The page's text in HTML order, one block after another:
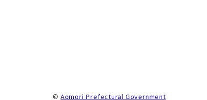
© Aomori Prefectural Government